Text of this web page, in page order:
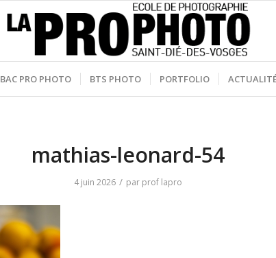
BAC PRO PHOTO BTS PHOTO PORTFOLIO
mathias-leonard-54
4 juin 2026 / par prof lapro